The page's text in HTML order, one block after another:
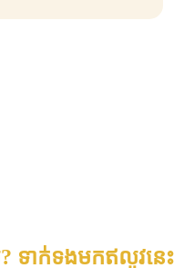
? ទាក់ទងមកឥលូវនេះ